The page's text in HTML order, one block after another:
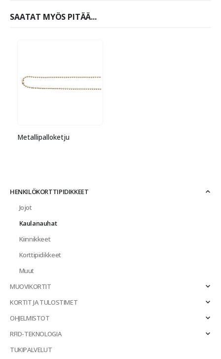
SAATAT MYÖS PITÄÄ...
Metallipalloketju
HENKILÖKORTTIPIDIKKEET
Jojot
Kaulanauhat
Kiinnikkeet
Korttipidikkeet
Muut
MUOVIKORTIT
KORTIT JA TULOSTIMET
OHJELMISTOT
RFID-TEKNOLOGIA
TUKIPALVELUT